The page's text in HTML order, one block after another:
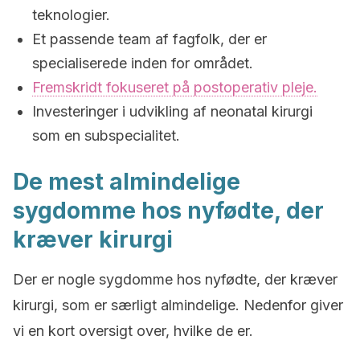
teknologier.
Et passende team af fagfolk, der er
specialiserede inden for området.
Fremskridt fokuseret på postoperativ pleje.
Investeringer i udvikling af neonatal kirurgi
som en subspecialitet.
De mest almindelige
sygdomme hos nyfødte, der
kræver kirurgi
Der er nogle sygdomme hos nyfødte, der kræver
kirurgi, som er særligt almindelige. Nedenfor giver
vi en kort oversigt over, hvilke de er.